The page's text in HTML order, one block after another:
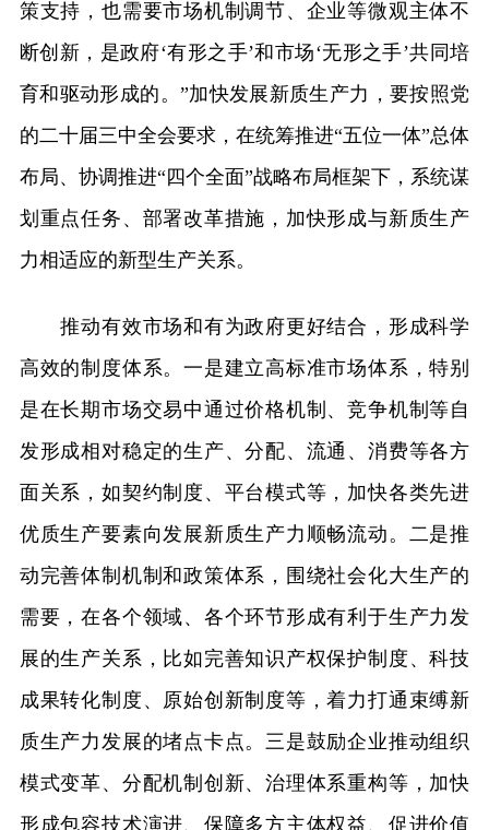
策支持，也需要市场机制调节、企业等微观主体不
断创新，是政府‘有形之手’和市场‘无形之手’共同培
育和驱动形成的。”加快发展新质生产力，要按照党
的二十届三中全会要求，在统筹推进“五位一体”总体
布局、协调推进“四个全面”战略布局框架下，系统谋
划重点任务、部署改革措施，加快形成与新质生产
力相适应的新型生产关系。
推动有效市场和有为政府更好结合，形成科学
高效的制度体系。一是建立高标准市场体系，特别
是在长期市场交易中通过价格机制、竞争机制等自
发形成相对稳定的生产、分配、流通、消费等各方
面关系，如契约制度、平台模式等，加快各类先进
优质生产要素向发展新质生产力顺畅流动。二是推
动完善体制机制和政策体系，围绕社会化大生产的
需要，在各个领域、各个环节形成有利于生产力发
展的生产关系，比如完善知识产权保护制度、科技
成果转化制度、原始创新制度等，着力打通束缚新
质生产力发展的堵点卡点。三是鼓励企业推动组织
模式变革、分配机制创新、治理体系重构等，加快
形成包容技术演进、保障多方主体权益、促进价值